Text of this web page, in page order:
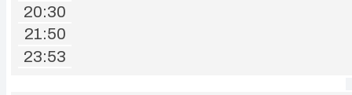
20:30
21:50
23:53